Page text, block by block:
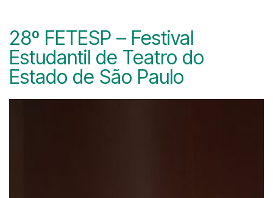
28º FETESP – Festival
Estudantil de Teatro do
Estado de São Paulo